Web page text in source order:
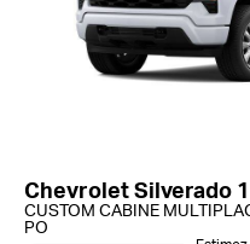
Chevrolet Silverado
CUSTOM CABINE
PO